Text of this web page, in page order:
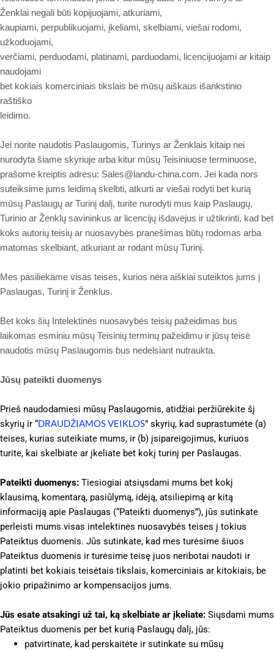
Ženklai negali būti kopijuojami, atkuriami,
kaupiami, perpublikuojami, įkeliami, skelbiami, viešai rodomi,
užkoduojami,
verčiami, perduodami, platinami, parduodami, licencijuojami ar kitaip
naudojami
bet kokiais komerciniais tikslais be mūsų aiškaus išankstinio
raštiško
leidimo.
Jei norite naudotis Paslaugomis, Turinys ar Ženklais kitaip nei
nurodyta šiame skyriuje arba kitur mūsų Teisiniuose terminuose,
prašome kreiptis adresu: Sales@landu-china.com. Jei kada nors
suteiksime jums leidimą skelbti, atkurti ar viešai rodyti bet kurią
mūsų Paslaugų ar Turinį dalį, turite nurodyti mus kaip Paslaugų,
Turinio ar Ženklų savininkus ar licencijų išdavėjus ir užtikrinti, kad bet
koks autorių teisių ar nuosavybės pranešimas būtų rodomas arba
matomas skelbiant, atkuriant ar rodant mūsų Turinį.
Mes pasiliekame visas teises, kurios nėra aiškiai suteiktos jums į
Paslaugas, Turinį ir Ženklus.
Bet koks šių Intelektinės nuosavybės teisių pažeidimas bus
laikomas esminiu mūsų Teisinių terminų pažeidimu ir jūsų teisė
naudotis mūsų Paslaugomis bus nedelsiant nutraukta.
Jūsų pateikti duomenys
Prieš naudodamiesi mūsų Paslaugomis, atidžiai peržiūrėkite šį
skyrių ir “DRAUDŽIAMOS VEIKLOS” skyrių, kad suprastumėte (a)
teises, kurias suteikiate mums, ir (b) įsipareigojimus, kuriuos
turite, kai skelbiate ar įkeliate bet kokį turinį per Paslaugas.
Pateikti duomenys: Tiesiogiai atsiųsdami mums bet kokį
klausimą, komentarą, pasiūlymą, idėją, atsiliepimą ar kitą
informaciją apie Paslaugas (“Pateikti duomenys”), jūs sutinkate
perleisti mums visas intelektinės nuosavybės teises į tokius
Pateiktus duomenis. Jūs sutinkate, kad mes turėsime šiuos
Pateiktus duomenis ir turėsime teisę juos neribotai naudoti ir
platinti bet kokiais teisėtais tikslais, komerciniais ar kitokiais, be
jokio pripažinimo ar kompensacijos jums.
Jūs esate atsakingi už tai, ką skelbiate ar įkeliate: Siųsdami mums
Pateiktus duomenis per bet kurią Paslaugų dalį, jūs:
patvirtinate, kad perskaitėte ir sutinkate su mūsų